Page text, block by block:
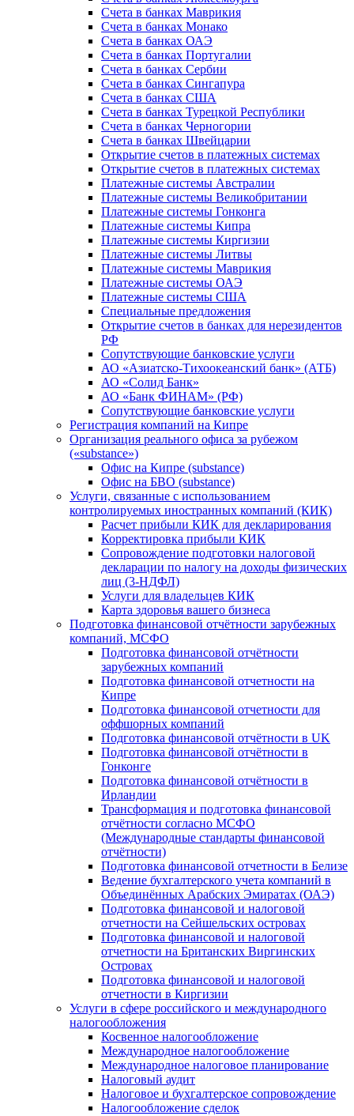
Счета в банках Маврикия
Счета в банках Монако
Счета в банках ОАЭ
Счета в банках Португалии
Счета в банках Сербии
Счета в банках Сингапура
Счета в банках США
Счета в банках Турецкой Республики
Счета в банках Черногории
Счета в банках Швейцарии
Открытие счетов в платежных системах
Открытие счетов в платежных системах
Платежные системы Австралии
Платежные системы Великобритании
Платежные системы Гонконга
Платежные системы Кипра
Платежные системы Киргизии
Платежные системы Литвы
Платежные системы Маврикия
Платежные системы ОАЭ
Платежные системы США
Специальные предложения
Открытие счетов в банках для нерезидентов
РФ
Сопутствующие банковские услуги
АО «Азиатско-Тихоокеанский банк» (АТБ)
АО «Солид Банк»
АО «Банк ФИНАМ» (РФ)
Сопутствующие банковские услуги
Регистрация компаний на Кипре
Организация реального офиса за рубежом
(«substance»)
Офис на Кипре (substance)
Офис на БВО (substance)
Услуги, связанные с использованием
контролируемых иностранных компаний (КИК)
Расчет прибыли КИК для декларирования
Корректировка прибыли КИК
Сопровождение подготовки налоговой
декларации по налогу на доходы физических
лиц (3-НДФЛ)
Услуги для владельцев КИК
Карта здоровья вашего бизнеса
Подготовка финансовой отчётности зарубежных
компаний, МСФО
Подготовка финансовой отчётности
зарубежных компаний
Подготовка финансовой отчетности на
Кипре
Подготовка финансовой отчетности для
оффшорных компаний
Подготовка финансовой отчётности в UK
Подготовка финансовой отчётности в
Гонконге
Подготовка финансовой отчётности в
Ирландии
Трансформация и подготовка финансовой
отчётности согласно МСФО
(Международные стандарты финансовой
отчётности)
Подготовка финансовой отчетности в Белизе
Ведение бухгалтерского учета компаний в
Объединённых Арабских Эмиратах (ОАЭ)
Подготовка финансовой и налоговой
отчетности на Сейшельских островах
Подготовка финансовой и налоговой
отчетности на Британских Виргинских
Островах
Подготовка финансовой и налоговой
отчетности в Киргизии
Услуги в сфере российского и международного
налогообложения
Косвенное налогообложение
Международное налогообложение
Международное налоговое планирование
Налоговый аудит
Налоговое и бухгалтерское сопровождение
Налогообложение сделок